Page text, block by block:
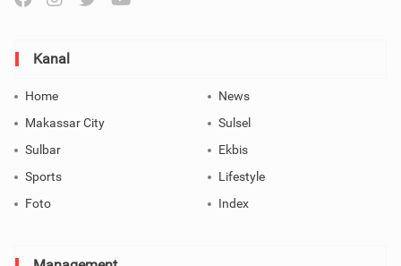
Kanal
Home
News
Makassar City
Sulsel
Sulbar
Ekbis
Sports
Lifestyle
Foto
Index